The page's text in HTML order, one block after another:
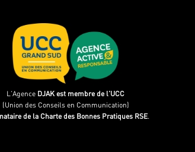
L’Agence DJAK est membre de l’UCC
(Union des Conseils en Communication)
de la Charte des Bonnes Pratiques RSE.